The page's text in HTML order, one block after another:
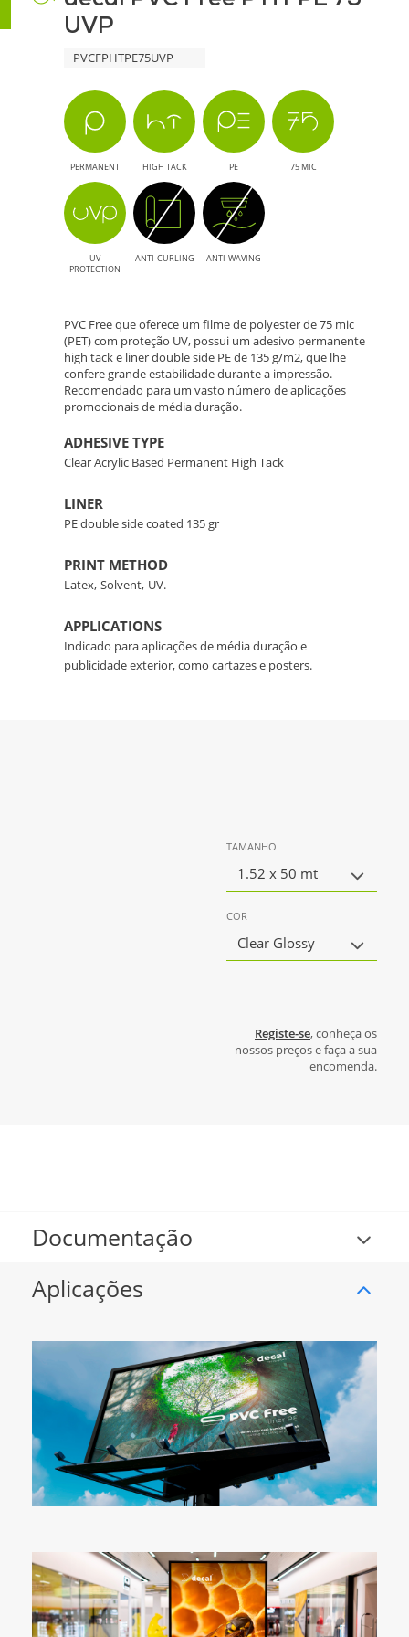
UVP
PVCFPHTPE75UVP
PERMANENT HIGH TACK PE 75 MIC
UV
PROTECTION
ANTI-CURLING ANTI-WAVING
PVC Free que oferece um filme de polyester de 75 mic
(PET) com proteção UV, possui um adesivo permanente
high tack e liner double side PE de 135 g/m2, que lhe
confere grande estabilidade durante a impressão.
Recomendado para um vasto número de aplicações
promocionais de média duração.
ADHESIVE TYPE
Clear Acrylic Based Permanent High Tack
LINER
PE double side coated 135 gr
PRINT METHOD
Latex, Solvent, UV.
APPLICATIONS
Indicado para aplicações de média duração e
publicidade exterior, como cartazes e posters.
TAMANHO
1.52 x 50 mt
COR
Clear Glossy
Registe-se, conheça os
nossos preços e faça a sua
encomenda.
Documentação
Aplicações
UVP
Solução
Sustentável
para
Impressão
Diversas